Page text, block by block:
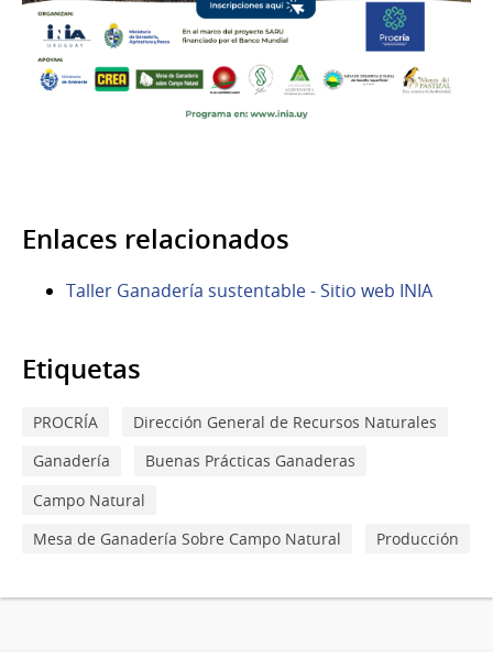
Enlaces relacionados
Taller Ganadería sustentable - Sitio web INIA
Etiquetas
PROCRÍA
Dirección General de Recursos Naturales
Ganadería
Buenas Prácticas Ganaderas
Campo Natural
Mesa de Ganadería Sobre Campo Natural
Producción